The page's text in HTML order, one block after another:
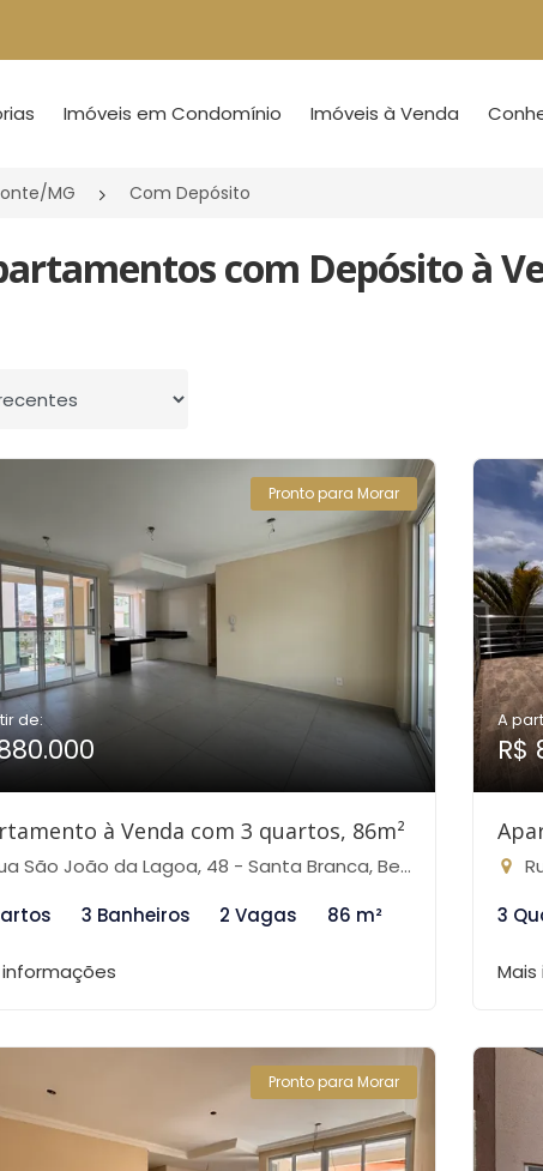
Imóveis em Condomínio Imóveis à Venda
MG Com Depósito
com Depósito à
por
Pronto para Morar
de:
à Venda com 3 quartos, 86m²
São João da Lagoa, 48 - Santa Branca, Belo Horizonte-MG
3 Banheiros 2 Vagas 86 m²
informações
A
R$
3
Pronto para Morar